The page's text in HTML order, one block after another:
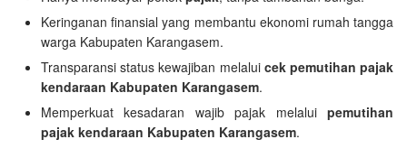
Keringanan finansial yang membantu ekonomi rumah tangga
warga Kabupaten Karangasem.
Transparansi status kewajiban melalui cek pemutihan pajak
kendaraan Kabupaten Karangasem.
Memperkuat kesadaran wajib pajak melalui pemutihan
pajak kendaraan Kabupaten Karangasem.